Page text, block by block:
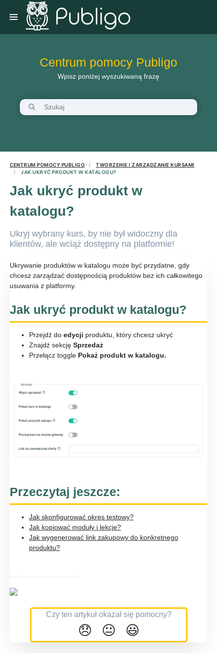
Centrum pomocy Publigo
Wpisz poniżej wyszukiwaną frazę
CENTRUM POMOCY PUBLIGO
TWORZENIE I ZARZĄDZANIE KURSAMI
JAK UKRYĆ PRODUKT W KATALOGU?
Jak ukryć produkt w
katalogu?
Ukryj wybrany kurs, by nie był widoczny dla
klientów, ale wciąż dostępny na platformie!
Ukrywanie produktów w katalogu może być przydatne, gdy
chcesz zarządzać dostępnością produktów bez ich całkowitego
usuwania z platformy.
Jak ukryć produkt w katalogu?
Przejdź do edycji produktu, który chcesz ukryć
Znajdź sekcję Sprzedaż
Przełącz toggle Pokaż produkt w katalogu.
Przeczytaj jeszcze:
Jak skonfigurować okres testowy?
Jak kopiować moduły i lekcje?
Jak wygenerować link zakupowy do konkretnego
produktu?
Czy ten artykuł okazał się pomocny?
😞 😐 😃